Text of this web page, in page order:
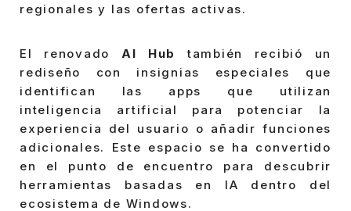
regionales y las ofertas activas.
El renovado AI Hub
también recibió un
rediseño con insignias especiales que
identifican las apps que utilizan
inteligencia artificial para potenciar la
experiencia del usuario o añadir funciones
adicionales. Este espacio se ha convertido
en el punto de encuentro para descubrir
herramientas basadas en IA dentro del
ecosistema de Windows.